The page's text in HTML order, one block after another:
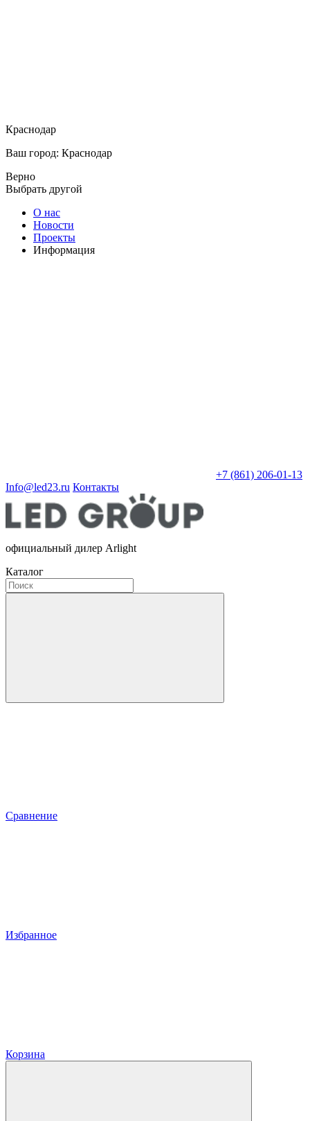
Краснодар
Ваш город: Краснодар
Верно
Выбрать другой
О нас
Новости
Проекты
Информация
+7 (861) 206-01-13
Info@led23.ru Контакты
официальный дилер Arlight
Каталог
Сравнение
Избранное
Корзина